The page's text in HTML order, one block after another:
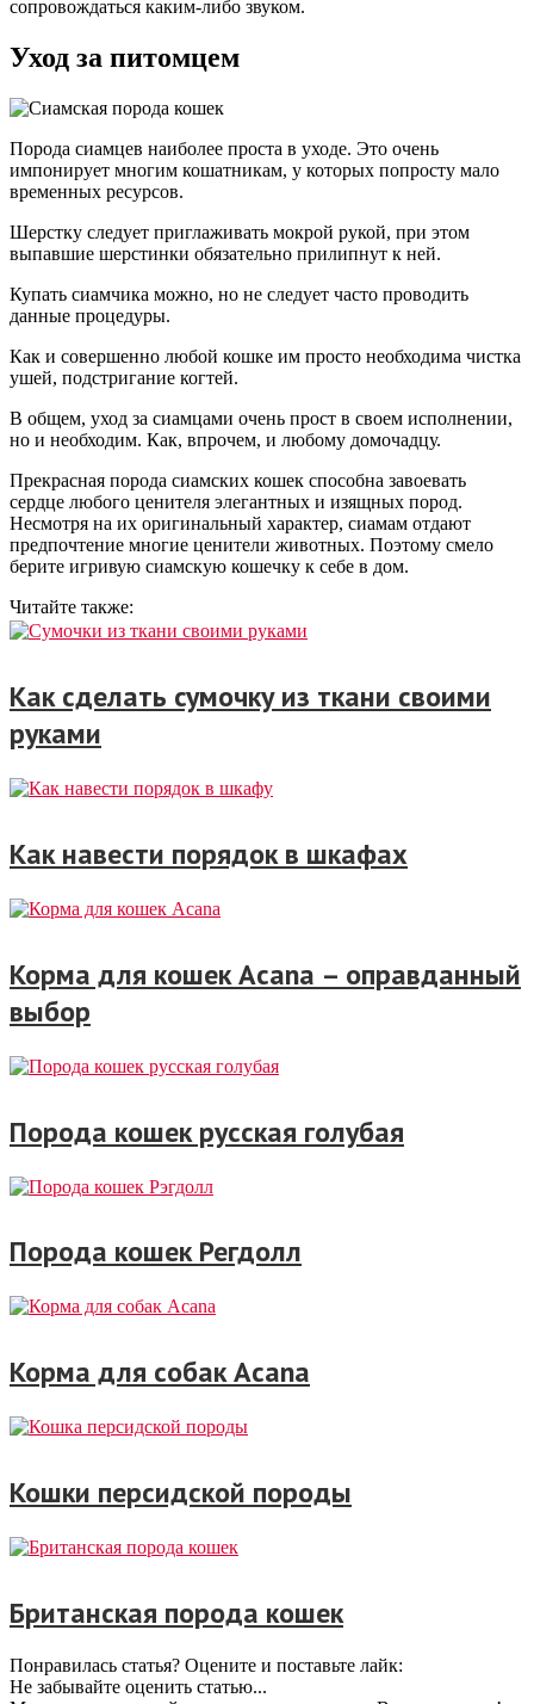
сопровождаться каким-либо звуком.
Уход за питомцем
Порода сиамцев наиболее проста в уходе. Это очень
импонирует многим кошатникам, у которых попросту мало
временных ресурсов.
Шерстку следует приглаживать мокрой рукой, при этом
выпавшие шерстинки обязательно прилипнут к ней.
Купать сиамчика можно, но не следует часто проводить
данные процедуры.
Как и совершенно любой кошке им просто необходима чистка
ушей, подстригание когтей.
В общем, уход за сиамцами очень прост в своем исполнении,
но и необходим. Как, впрочем, и любому домочадцу.
Прекрасная порода сиамских кошек способна завоевать
сердце любого ценителя элегантных и изящных пород.
Несмотря на их оригинальный характер, сиамам отдают
предпочтение многие ценители животных. Поэтому смело
берите игривую сиамскую кошечку к себе в дом.
Читайте также:
Как сделать сумочку из ткани своими
руками
Как навести порядок в шкафах
Корма для кошек Acana – оправданный
выбор
Порода кошек русская голубая
Порода кошек Регдолл
Корма для собак Acana
Кошки персидской породы
Британская порода кошек
Понравилась статья? Оцените и поставьте лайк:
Не забывайте оценить статью...